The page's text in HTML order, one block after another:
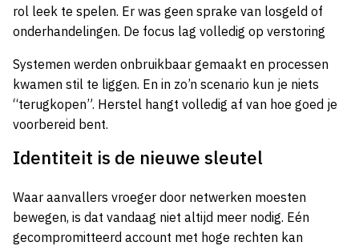
rol leek te spelen. Er was geen sprake van losgeld of
onderhandelingen. De focus lag volledig op verstoring
Systemen werden onbruikbaar gemaakt en processen
kwamen stil te liggen. En in zo’n scenario kun je niets
“terugkopen”. Herstel hangt volledig af van hoe goed je
voorbereid bent.
Identiteit is de nieuwe sleutel
Waar aanvallers vroeger door netwerken moesten
bewegen, is dat vandaag niet altijd meer nodig. Eén
gecompromitteerd account met hoge rechten kan